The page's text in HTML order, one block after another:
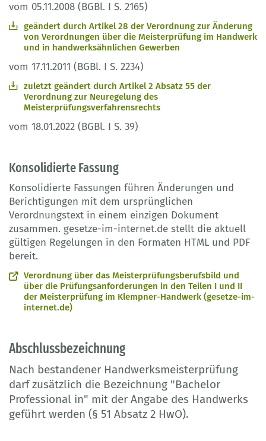
vom 05.11.2008 (BGBl. I S. 2165)
geändert durch Artikel 28 der Verordnung zur Änderung
von Verordnungen über die Meisterprüfung im Handwerk
und in handwerksähnlichen Gewerben
vom 17.11.2011 (BGBl. I S. 2234)
zuletzt geändert durch Artikel 2 Absatz 55 der
Verordnung zur Neuregelung des
Meisterprüfungsverfahrensrechts
vom 18.01.2022 (BGBl. I S. 39)
Konsolidierte Fassung
Konsolidierte Fassungen führen Änderungen und
Berichtigungen mit dem ursprünglichen
Verordnungstext in einem einzigen Dokument
zusammen. gesetze-im-internet.de stellt die aktuell
gültigen Regelungen in den Formaten HTML und PDF
bereit.
Verordnung über das Meisterprüfungsberufsbild und
über die Prüfungsanforderungen in den Teilen I und II
der Meisterprüfung im Klempner-Handwerk (gesetze-im-
internet.de)
Abschlussbezeichnung
Nach bestandener Handwerksmeisterprüfung
darf zusätzlich die Bezeichnung "Bachelor
Professional in" mit der Angabe des Handwerks
geführt werden (§ 51 Absatz 2 HwO).